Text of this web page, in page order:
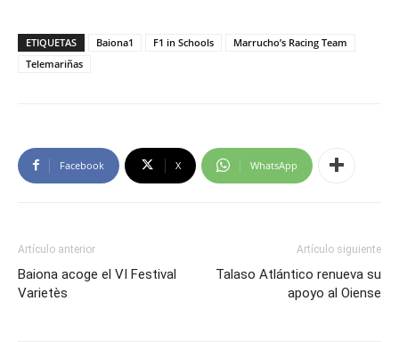
ETIQUETAS Baiona1 F1 in Schools
Marrucho’s Racing Team
Telemariñas
Facebook X WhatsApp
Artículo anterior
Baiona acoge el VI Festival
Varietès
Artículo siguiente
Talaso Atlántico renueva su
apoyo al Oiense